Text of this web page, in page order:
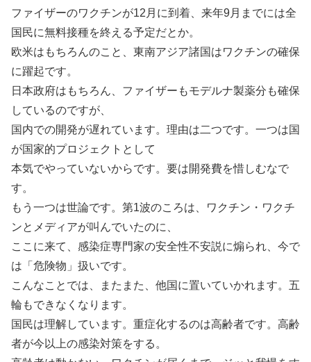
ファイザーのワクチンが12月に到着、来年9月までには全
国民に無料接種を終える予定だとか。
欧米はもちろんのこと、東南アジア諸国はワクチンの確保
に躍起です。
日本政府はもちろん、ファイザーもモデルナ製薬分も確保
しているのですが、
国内での開発が遅れています。理由は二つです。一つは国
が国家的プロジェクトとして
本気でやっていないからです。要は開発費を惜しむなで
す。
もう一つは世論です。第1波のころは、ワクチン・ワクチ
ンとメディアが叫んでいたのに、
ここに来て、感染症専門家の安全性不安説に煽られ、今で
は「危険物」扱いです。
こんなことでは、またまた、他国に置いていかれます。五
輪もできなくなります。
国民は理解しています。重症化するのは高齢者です。高齢
者が今以上の感染対策をする。